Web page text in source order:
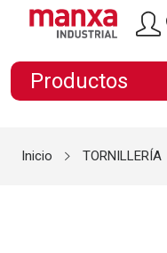
Productos
Inicio TORNILLERÍA